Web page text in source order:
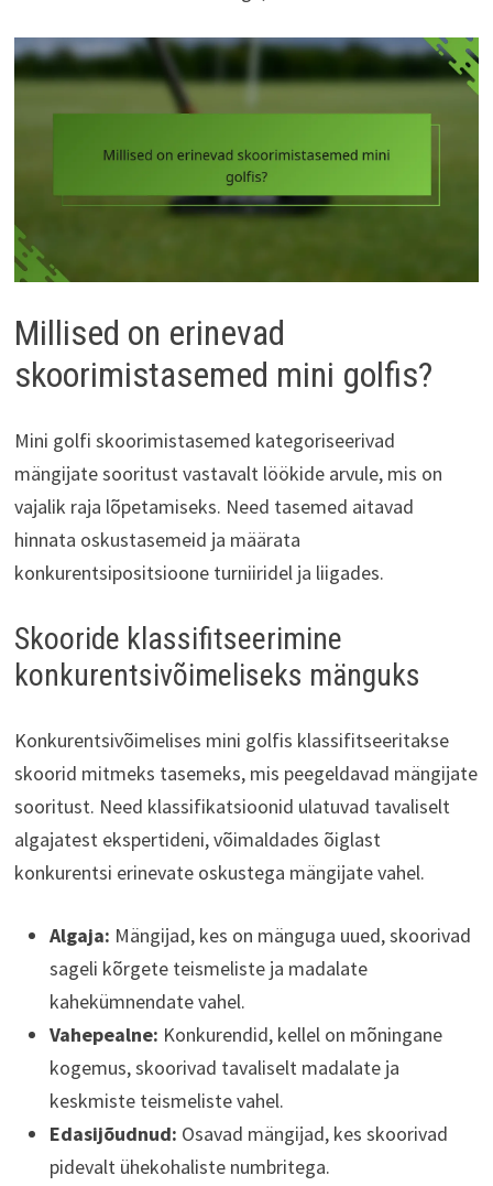
Millised on erinevad
skoorimistasemed mini golfis?
Mini golfi skoorimistasemed kategoriseerivad
mängijate sooritust vastavalt löökide arvule, mis on
vajalik raja lõpetamiseks. Need tasemed aitavad
hinnata oskustasemeid ja määrata
konkurentsipositsioone turniiridel ja liigades.
Skooride klassifitseerimine
konkurentsivõimeliseks mänguks
Konkurentsivõimelises mini golfis klassifitseeritakse
skoorid mitmeks tasemeks, mis peegeldavad mängijate
sooritust. Need klassifikatsioonid ulatuvad tavaliselt
algajatest ekspertideni, võimaldades õiglast
konkurentsi erinevate oskustega mängijate vahel.
Algaja: Mängijad, kes on mänguga uued, skoorivad
sageli kõrgete teismeliste ja madalate
kahekümnendate vahel.
Vahepealne: Konkurendid, kellel on mõningane
kogemus, skoorivad tavaliselt madalate ja
keskmiste teismeliste vahel.
Edasijõudnud: Osavad mängijad, kes skoorivad
pidevalt ühekohaliste numbritega.